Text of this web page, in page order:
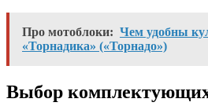
Про мотоблоки: Чем удобны
«Торнадика» («Торнадо»)
Выбор